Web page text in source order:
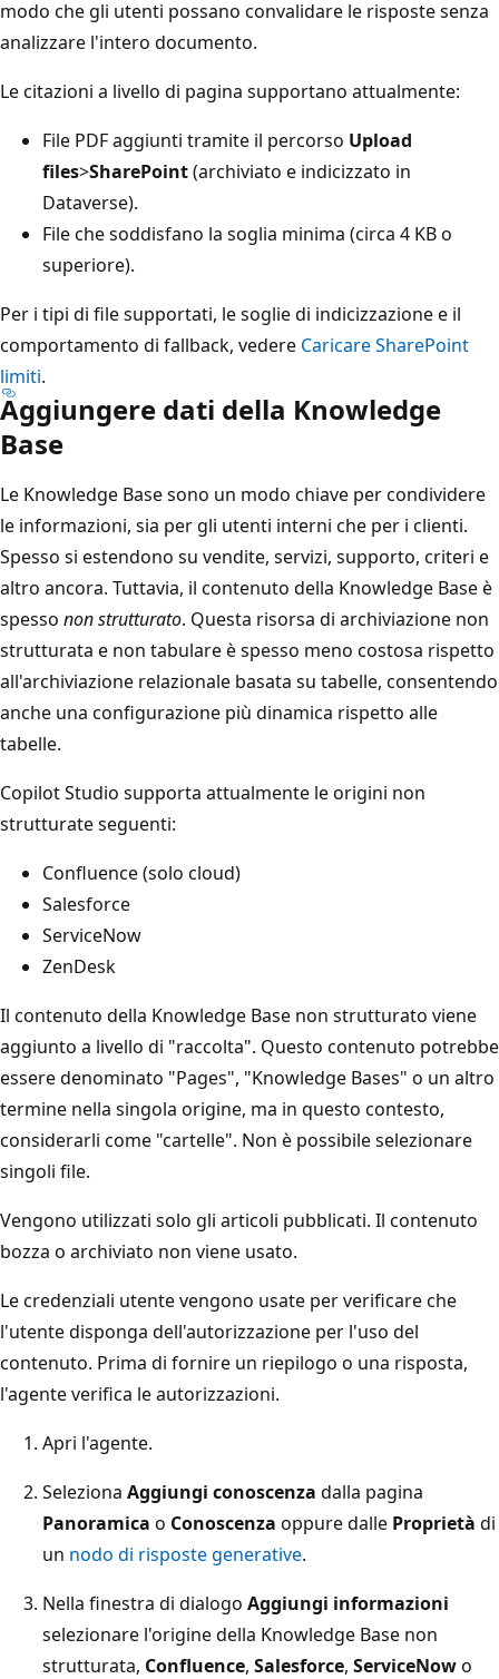
modo che gli utenti possano convalidare le risposte senza
analizzare l'intero documento.
Le citazioni a livello di pagina supportano attualmente:
File PDF aggiunti tramite il percorso Upload
files>SharePoint(archiviato e indicizzato in
Dataverse).
File che soddisfano la soglia minima (circa 4 KB o
superiore).
Per i tipi di file supportati, le soglie di indicizzazione e il
comportamento di fallback, vedere Caricare SharePoint
limiti.
Aggiungere dati della Knowledge
Base
Le Knowledge Base sono un modo chiave per condividere
le informazioni, sia per gli utenti interni che per i clienti.
Spesso si estendono su vendite, servizi, supporto, criteri e
altro ancora. Tuttavia, il contenuto della Knowledge Base è
spesso non strutturato. Questa risorsa di archiviazione non
strutturata e non tabulare è spesso meno costosa rispetto
all'archiviazione relazionale basata su tabelle, consentendo
anche una configurazione più dinamica rispetto alle
tabelle.
Copilot Studio supporta attualmente le origini non
strutturate seguenti:
Confluence (solo cloud)
Salesforce
ServiceNow
ZenDesk
Il contenuto della Knowledge Base non strutturato viene
aggiunto a livello di "raccolta". Questo contenuto potrebbe
essere denominato "Pages", "Knowledge Bases" o un altro
termine nella singola origine, ma in questo contesto,
considerarli come "cartelle". Non è possibile selezionare
singoli file.
Vengono utilizzati solo gli articoli pubblicati. Il contenuto
bozza o archiviato non viene usato.
Le credenziali utente vengono usate per verificare che
l'utente disponga dell'autorizzazione per l'uso del
contenuto. Prima di fornire un riepilogo o una risposta,
l'agente verifica le autorizzazioni.
Apri l'agente.
Seleziona Aggiungi conoscenza dalla pagina
Panoramica o Conoscenza oppure dalle Proprietà di
un nodo di risposte generative.
Nella finestra di dialogo Aggiungi informazioni
selezionare l'origine della Knowledge Base non
strutturata, Confluence, Salesforce, ServiceNowo